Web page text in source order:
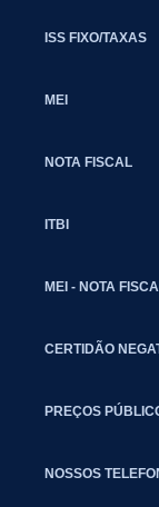
ISS FIXO/TAXAS
MEI
NOTA FISCAL
ITBI
MEI - NOTA
CERTIDÃO
PREÇOS
NOSSOS